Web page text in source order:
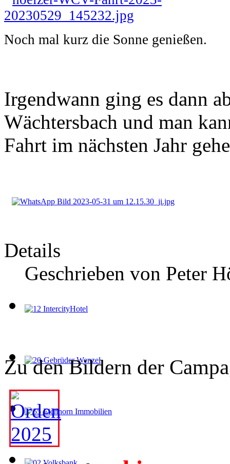
Noch mal kurz die Sonne genießen.
Irgendwann ging es dann
Wächtersbach und man
Fahrt im nächsten Jahr
Details
Geschrieben von Peter
Zu den Bildern der